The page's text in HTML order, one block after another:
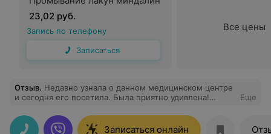
23,02 руб.
Запись по телефону
Записаться
Все цены
Отзыв. Недавно узнала о данном медицинском центре
и сегодня его посетила. Была приятно удивлена!
порядок.
Еще
Записаться онлайн